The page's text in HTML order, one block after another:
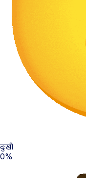
दुःखी
0%